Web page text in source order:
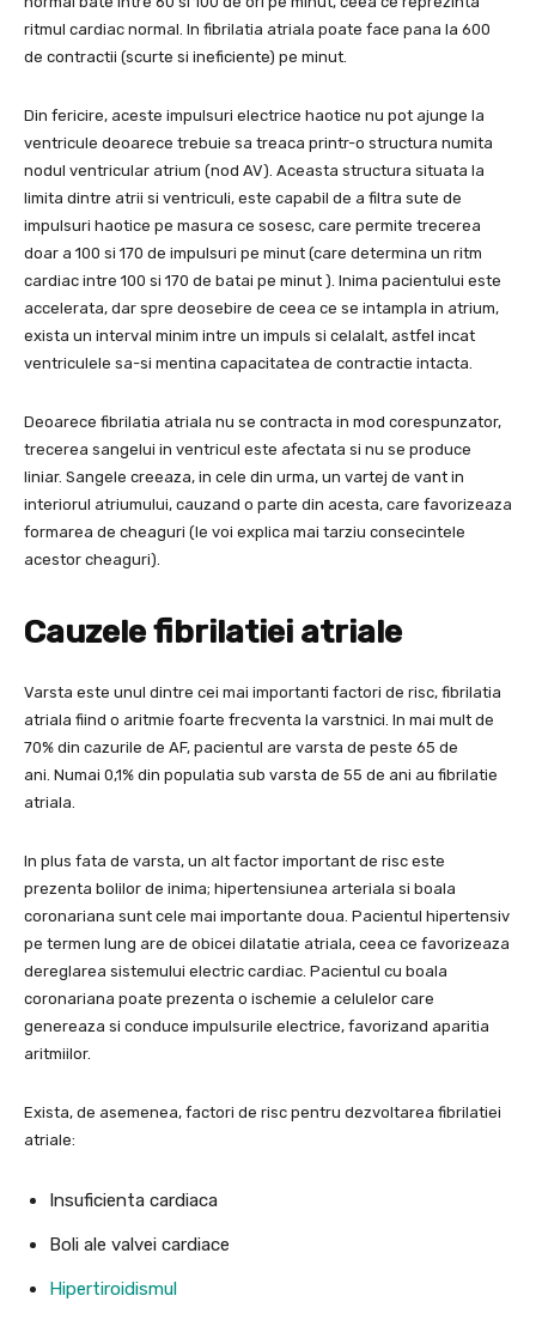
ritmul cardiac normal. In fibrilatia atriala poate face pana la 600
de contractii (scurte si ineficiente) pe minut.
Din fericire, aceste impulsuri electrice haotice nu pot ajunge la
ventricule deoarece trebuie sa treaca printr-o structura numita
nodul ventricular atrium (nod AV). Aceasta structura situata la
limita dintre atrii si ventriculi, este capabil de a filtra sute de
impulsuri haotice pe masura ce sosesc, care permite trecerea
doar a 100 si 170 de impulsuri pe minut (care determina un ritm
cardiac intre 100 si 170 de batai pe minut ). Inima pacientului este
accelerata, dar spre deosebire de ceea ce se intampla in atrium,
exista un interval minim intre un impuls si celalalt, astfel incat
ventriculele sa-si mentina capacitatea de contractie intacta.
Deoarece fibrilatia atriala nu se contracta in mod corespunzator,
trecerea sangelui in ventricul este afectata si nu se produce
liniar. Sangele creeaza, in cele din urma, un vartej de vant in
interiorul atriumului, cauzand o parte din acesta, care favorizeaza
formarea de cheaguri (le voi explica mai tarziu consecintele
acestor cheaguri).
Cauzele fibrilatiei atriale
Varsta este unul dintre cei mai importanti factori de risc, fibrilatia
atriala fiind o aritmie foarte frecventa la varstnici. In mai mult de
70% din cazurile de AF, pacientul are varsta de peste 65 de
ani. Numai 0,1% din populatia sub varsta de 55 de ani au fibrilatie
atriala.
In plus fata de varsta, un alt factor important de risc este
prezenta bolilor de inima; hipertensiunea arteriala si boala
coronariana sunt cele mai importante doua. Pacientul hipertensiv
pe termen lung are de obicei dilatatie atriala, ceea ce favorizeaza
dereglarea sistemului electric cardiac. Pacientul cu boala
coronariana poate prezenta o ischemie a celulelor care
genereaza si conduce impulsurile electrice, favorizand aparitia
aritmiilor.
Exista, de asemenea, factori de risc pentru dezvoltarea fibrilatiei
atriale:
Insuficienta cardiaca
Boli ale valvei cardiace
Hipertiroidismul